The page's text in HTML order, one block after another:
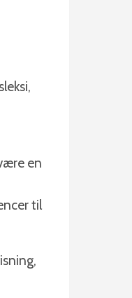
en
til